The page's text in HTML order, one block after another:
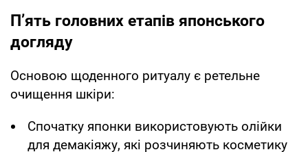
П’ять головних етапів японського
догляду
Основою щоденного ритуалу є ретельне
очищення шкіри:
Спочатку японки використовують олійки
для демакіяжу, які розчиняють косметику